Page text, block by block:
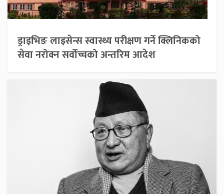
ड्राइभिङ लाइसेन्स स्वास्थ्य परीक्षण गर्ने क्लिनिकको
सेवा नरोक्न सर्वोच्चको अन्तरिम आदेश